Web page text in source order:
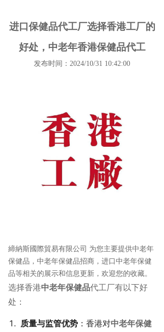
进口保健品代工厂选择香港工厂的
好处，中老年香港保健品代工
发布时间：2024/10/31 10:42:00
締納斯國際貿易有限公司 为您主要提供中老年
保健品 ，中老年保健品招商，进口中老年保健
品等相关的展示和信息更新，欢迎您的收藏。
选择香港中老年保健品代工厂有以下好
处：
质量与监管优势 ：香港对中老年保健